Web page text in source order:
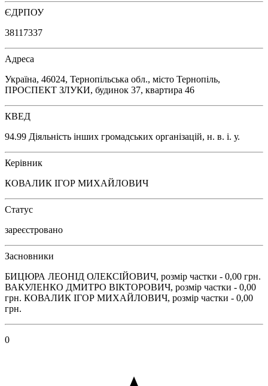
ЄДРПОУ
38117337
Адреса
Україна, 46024, Тернопільська обл., місто Тернопіль,
ПРОСПЕКТ ЗЛУКИ, будинок 37, квартира 46
КВЕД
94.99 Діяльність інших громадських організацій, н. в. і. у.
Керівник
КОВАЛИК ІГОР МИХАЙЛОВИЧ
Статус
зареєстровано
Засновники
БИЦЮРА ЛЕОНІД ОЛЕКСІЙОВИЧ, розмір частки - 0,00 грн.
ВАКУЛЕНКО ДМИТРО ВІКТОРОВИЧ, розмір частки - 0,00
грн. КОВАЛИК ІГОР МИХАЙЛОВИЧ, розмір частки - 0,00
грн.
0